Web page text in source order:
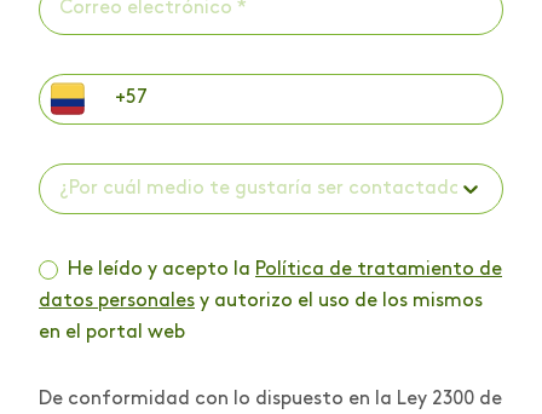
¿Por cuál medio te gustaría ser contactado? *
He leído y acepto la Política de tratamiento de
datos personales y autorizo el uso de los mismos
en el portal web
De conformidad con lo dispuesto en la Ley 2300 de